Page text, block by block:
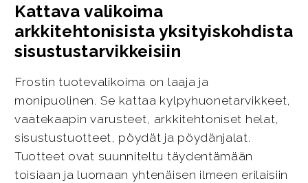
Kattava valikoima
arkkitehtonisista yksityiskohdista
sisustustarvikkeisiin
Frostin tuotevalikoima on laaja ja
monipuolinen. Se kattaa kylpyhuonetarvikkeet,
vaatekaapin varusteet, arkkitehtoniset helat,
sisustustuotteet, pöydät ja pöydänjalat.
Tuotteet ovat suunniteltu täydentämään
toisiaan ja luomaan yhtenäisen ilmeen erilaisiin